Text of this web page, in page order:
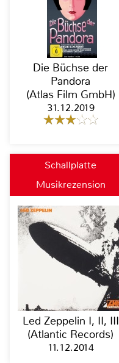
Die Büchse der
Pandora
(Atlas Film GmbH)
31.12.2019
Schallplatte
Musikrezension
Led Zeppelin I, II, III
(Atlantic Records)
11.12.2014